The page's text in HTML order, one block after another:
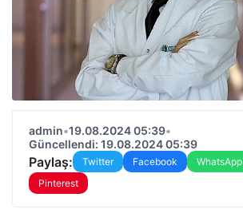
admin•19.08.2024 05:39•
Güncellendi: 19.08.2024 05:39
Paylaş: Twitter Facebook WhatsApp
Pinterest